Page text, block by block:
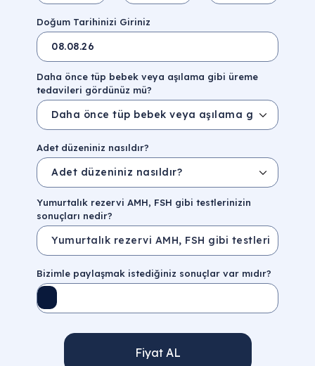
Doğum Tarihinizi Giriniz
Daha önce tüp bebek veya aşılama gibi üreme
tedavileri gördünüz mü?
Adet düzeniniz nasıldır?
Yumurtalık rezervi AMH, FSH gibi testlerinizin
sonuçları nedir?
Bizimle paylaşmak istediğiniz sonuçlar var mıdır?
Fiyat AL